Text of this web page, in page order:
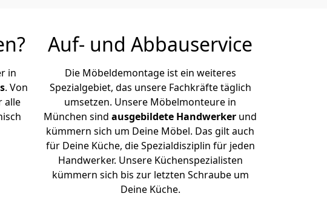
in
. Von
alle
Auf- und Abbauservice
Die Möbeldemontage ist ein weiteres
Spezialgebiet, das unsere Fachkräfte täglich
umsetzen. Unsere Möbelmonteure in
München sind ausgebildete Handwerker und
kümmern sich um Deine Möbel. Das gilt auch
für Deine Küche, die Spezialdisziplin für jeden
Handwerker. Unsere Küchenspezialisten
kümmern sich bis zur letzten Schraube um
Deine Küche.